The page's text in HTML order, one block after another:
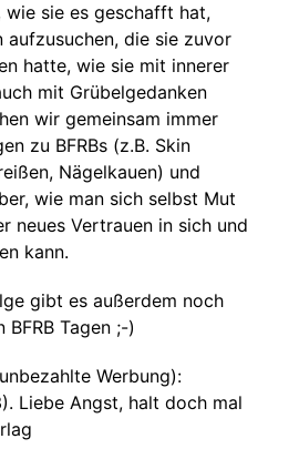
wie sie es geschafft hat,
aufzusuchen, die sie zuvor
hatte, wie sie mit innerer
mit Grübelgedanken
wir gemeinsam immer
zu BFRBs (z.B. Skin
Nägelkauen) und
wie man sich selbst Mut
neues Vertrauen in sich und
kann.
gibt es außerdem noch
Tagen ;-)
Werbung):
Liebe Angst, halt doch mal